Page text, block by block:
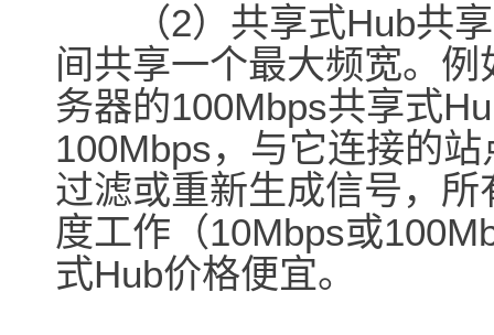
（2）共享式Hub共享
间共享一个最大频宽。
务器的100Mbps共享式
100Mbps，与它连接的
过滤或重新生成信号，
度工作（10Mbps或
式Hub价格便宜。